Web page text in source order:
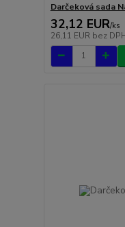
Darčeková sada
32,12 EUR/ks
26,11 EUR bez